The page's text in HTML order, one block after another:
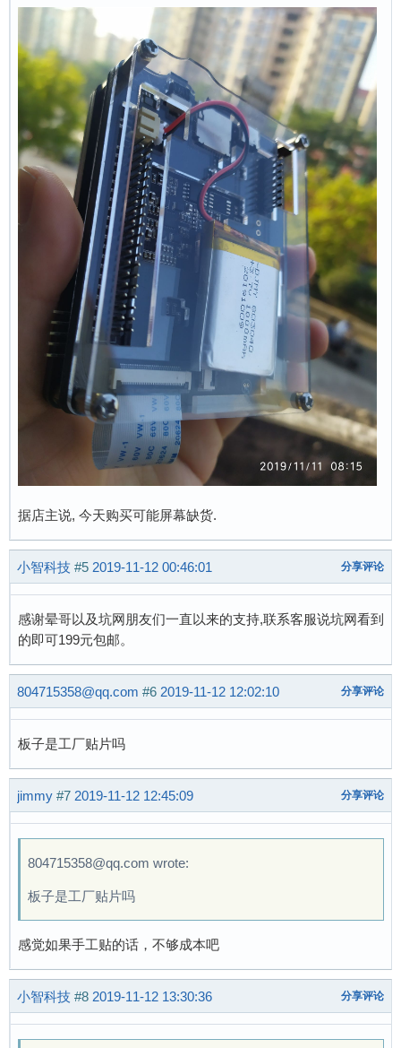
据店主说, 今天购买可能屏幕缺货.
小智科技 #5 2019-11-12 00:46:01 分享评论
感谢晕哥以及坑网朋友们一直以来的支持,联系客服说坑网看到
的即可199元包邮。
804715358@qq.com #6 2019-11-12 12:02:10 分享评论
板子是工厂贴片吗
jimmy #7 2019-11-12 12:45:09 分享评论
804715358@qq.com wrote:
板子是工厂贴片吗
感觉如果手工贴的话，不够成本吧
小智科技 #8 2019-11-12 13:30:36 分享评论